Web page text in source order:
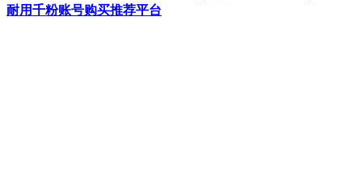
耐用千粉账号购买推荐平台